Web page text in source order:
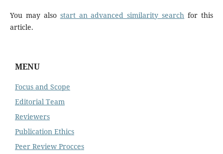
You may also start an advanced similarity search for this
article.
MENU
Focus and Scope
Editorial Team
Reviewers
Publication Ethics
Peer Review Procces